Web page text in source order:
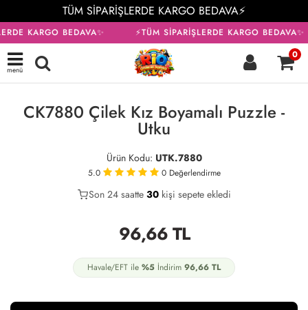
TÜM SİPARİŞLERDE KARGO BEDAVA⚡
KARGO BEDAVA✨ ⚡TÜM SİPARİŞLERDE KARGO BEDAVA✨
menü
0
CK7880 Çilek Kız Boyamalı Puzzle -
Utku
Ürün Kodu: UTK.7880
5.0 0 Değerlendirme
23
Son 24 saatte 30kişi sepete ekledi
6
96,66TL
Havale/EFT ile %5 İndirim 96,66 TL